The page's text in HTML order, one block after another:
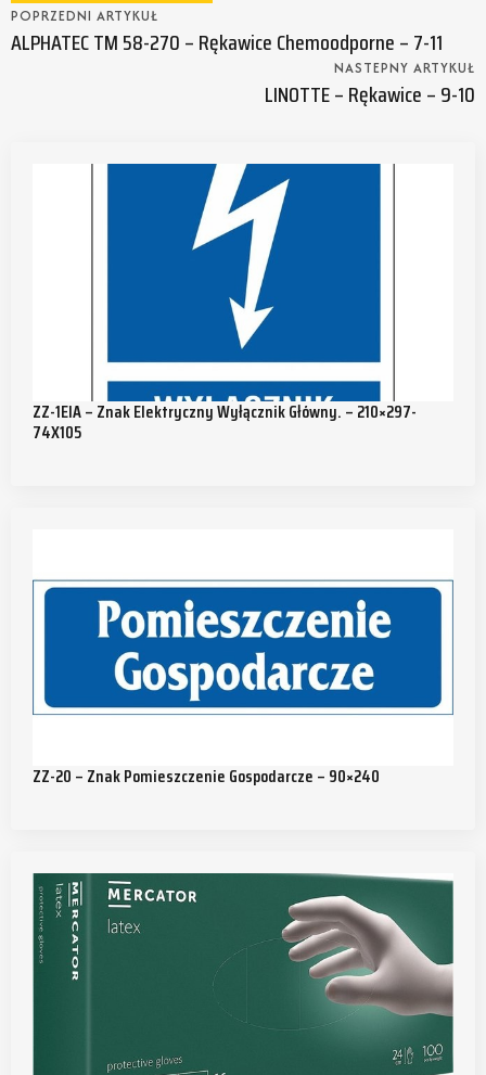
POPRZEDNI ARTYKUŁ
ALPHATEC TM 58-270 – Rękawice Chemoodporne – 7-11
NASTEPNY ARTYKUŁ
LINOTTE – Rękawice – 9-10
ZZ-1EIA – Znak Elektryczny Wyłącznik Główny. – 210×297-
74X105
ZZ-20 – Znak Pomieszczenie Gospodarcze – 90×240